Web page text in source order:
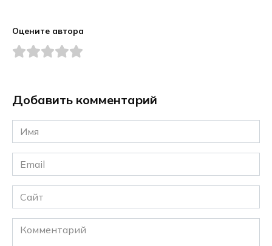
Оцените автора
Добавить комментарий
Имя
*
Email
*
Сайт
Комментарий